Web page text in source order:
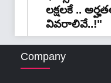
లక్షలకే ..
వివరాలివే..!"
Company